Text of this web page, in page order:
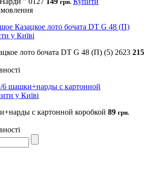
грн.
лото бочата DT G 48 (П) (5) 2623 215
с картонной коробкой 89 грн.